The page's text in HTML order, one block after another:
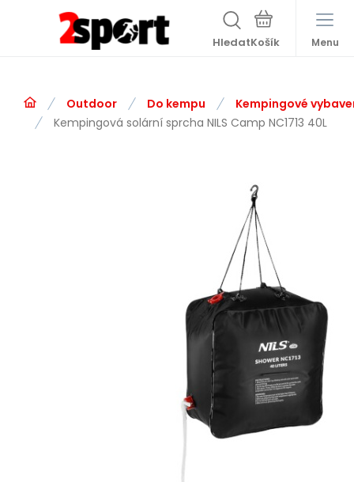
Hledat Menu
Outdoor Do kempu
Kempingové
Kempingová solární sprcha NILS Camp NC1713 40L